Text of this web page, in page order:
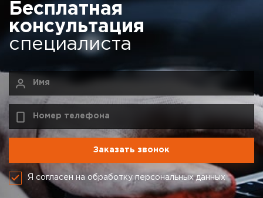
Бесплатная
консультация
специалиста
Я согласен на обработку персональных данных